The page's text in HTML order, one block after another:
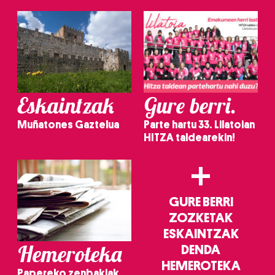
Eskaintzak
Muñatones Gaztelua
Gure berri.
Parte hartu 33. Lilatoian
HITZA taldearekin!
Hemeroteka
+
GURE BERRI
ZOZKETAK
ESKAINTZAK
DENDA
HEMEROTEKA